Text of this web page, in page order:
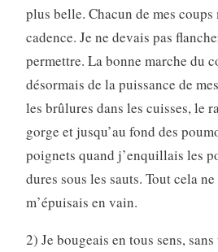
plus belle. Chacun de mes
cadence. Je ne devais pas
permettre. La bonne marche du
désormais de la puissance de
les brûlures dans les cuisses, le
gorge et jusqu’au fond des
poignets quand j’enquillais les
dures sous les sauts. Tout cela
m’épuisais en vain.
2) Je bougeais en tous sens,